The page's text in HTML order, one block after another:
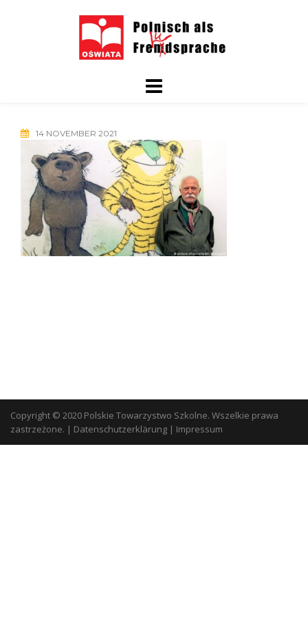
14 NOVEMBER 2021
Copyright © 2020 Polskie Towarzystwo Szkolne. Wszelkie prawa
zastrzeżone. | Datenschutzerklärung | Impressum